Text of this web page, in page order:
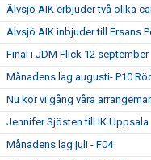
Älvsjö AIK erbjuder två olika
Älvsjö AIK inbjuder till Ersans
Final i JDM Flick 12 september
Månadens lag augusti- P10
Nu kör vi gång våra
Jennifer Sjösten till IK Uppsala
Månadens lag juli - F04